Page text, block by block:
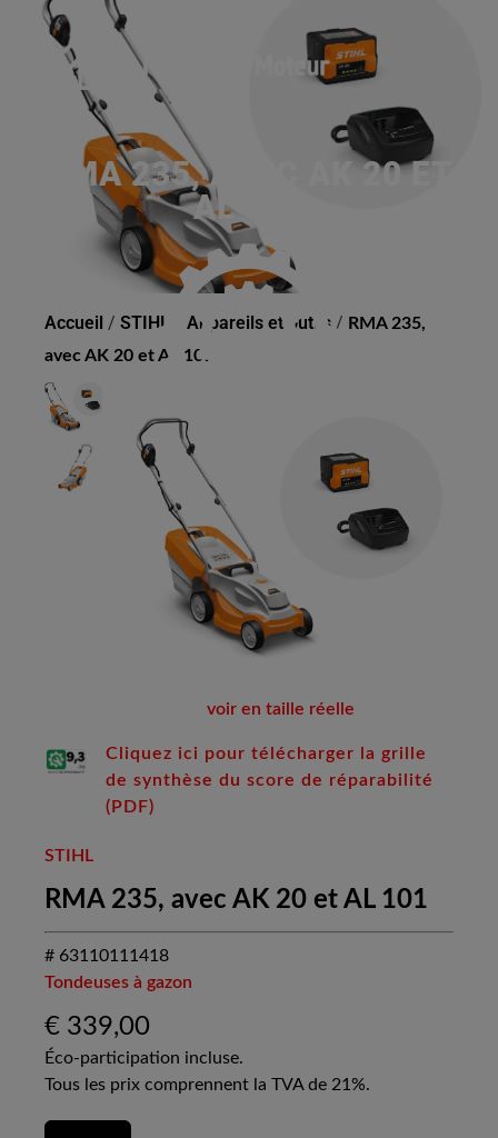
RMA 235, AVEC AK 20 ET
AL 101
Accueil / STIHL Appareils et outils / RMA 235,
avec AK 20 et AL 101
voir en taille réelle
Cliquez ici pour télécharger la grille
de synthèse du score de réparabilité
(PDF)
STIHL
RMA 235, avec AK 20 et AL 101
# 63110111418
Tondeuses à gazon
€ 339,00
Éco-participation incluse.
Tous les prix comprennent la TVA de 21%.